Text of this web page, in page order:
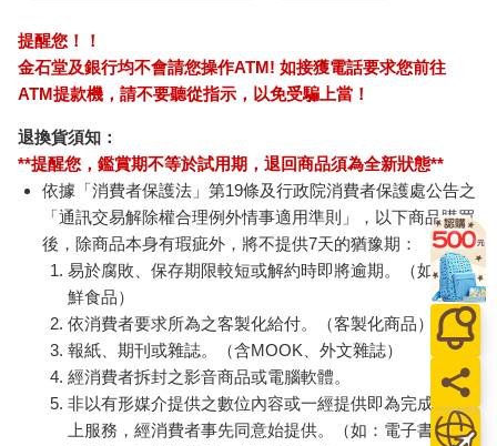
提醒您！！
金石堂及銀行均不會請您操作ATM! 如接獲電話要求您前往
ATM提款機，請不要聽從指示，以免受騙上當！
退換貨須知：
**提醒您，鑑賞期不等於試用期，退回商品須為全新狀態**
依據「消費者保護法」第19條及行政院消費者保護處公告之
「通訊交易解除權合理例外情事適用準則」，以下商品購買
後，除商品本身有瑕疵外，將不提供7天的猶豫期：
易於腐敗、保存期限較短或解約時即將逾期。（如：生
鮮食品）
依消費者要求所為之客製化給付。（客製化商品）
報紙、期刊或雜誌。（含MOOK、外文雜誌）
經消費者拆封之影音商品或電腦軟體。
非以有形媒介提供之數位內容或一經提供即為完成之線
上服務，經消費者事先同意始提供。（如：電子書、電